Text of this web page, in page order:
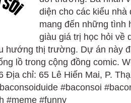
diện cho các kiểu
mang đến những tình
giàu giá trị học hỏi về
hướng thị trường. Dự án này
lồ trong cộng đồng comic.
Địa chỉ: 65 Lê Hiến Mai, P.
#baconsoi
#meme #funny